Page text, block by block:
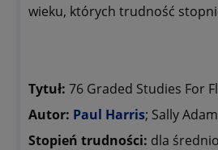
wieku, których trudność
Tytuł: 76 Graded Studies For
Autor: Paul Harris; Sally
Stopień trudności: dla